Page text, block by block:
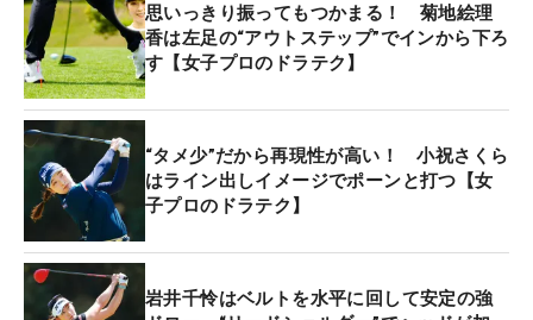
思いっきり振ってもつかまる！ 菊地絵理
香は左足の“アウトステップ”でインから下ろ
す【女子プロのドラテク】
“タメ少”だから再現性が高い！ 小祝さくら
はライン出しイメージでポーンと打つ【女
子プロのドラテク】
岩井千怜はベルトを水平に回して安定の強